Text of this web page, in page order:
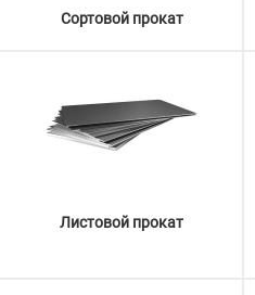
Сортовой прокат
Листовой прокат